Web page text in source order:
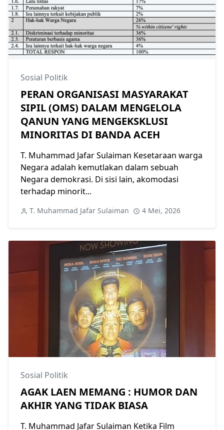
Sosial Politik
PERAN ORGANISASI MASYARAKAT
SIPIL (OMS) DALAM MENGELOLA
QANUN YANG MENGEKSKLUSI
MINORITAS DI BANDA ACEH
T. Muhammad Jafar Sulaiman Kesetaraan warga
Negara adalah kemutlakan dalam sebuah
Negara demokrasi. Di sisi lain, akomodasi
terhadap minorit...
T. Muhammad Jafar Sulaiman 4 Mei, 2026
Sosial Politik
AGAK LAEN MEMANG : HUMOR DAN
AKHIR YANG TIDAK BIASA
T. Muhammad Jafar Sulaiman Ketika Film